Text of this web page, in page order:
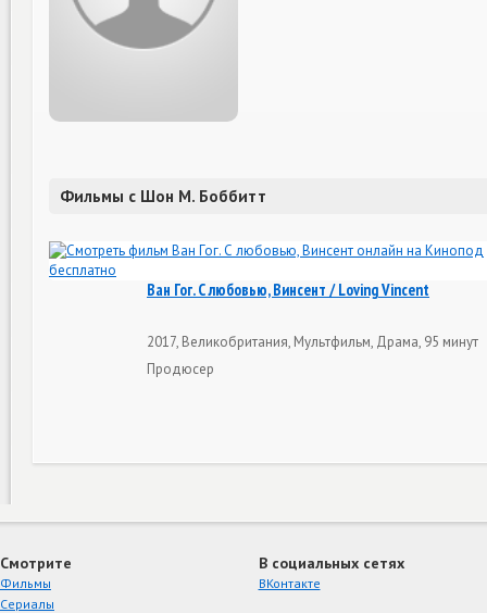
Фильмы с Шон М. Боббитт
Ван Гог. С любовью, Винсент / Loving Vincent
2017, Великобритания, Мультфильм, Драма, 95 минут
Продюсер
Смотрите
Фильмы
Сериалы
В социальных сетях
ВКонтакте